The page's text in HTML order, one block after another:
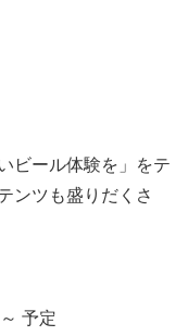
ビール体験を」をテ
ンツも盛りだくさ
予定